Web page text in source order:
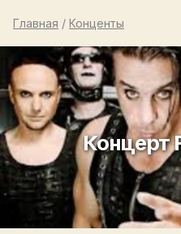
Главная / Конценты
Концерт